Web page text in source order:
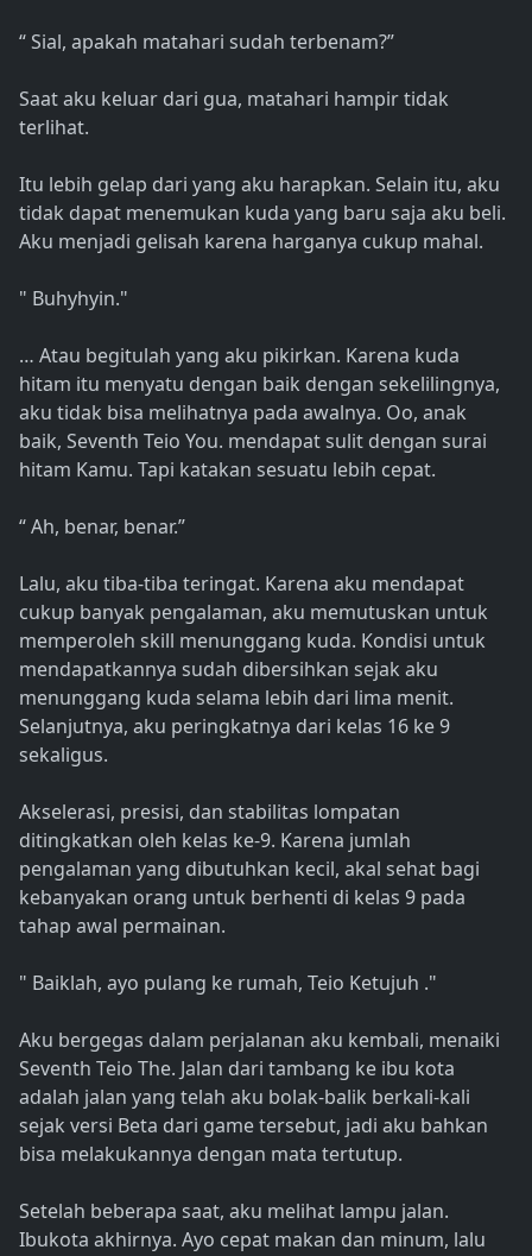
“ Sial, apakah matahari sudah terbenam?”
Saat aku keluar dari gua, matahari hampir tidak
terlihat.
Itu lebih gelap dari yang aku harapkan. Selain itu, aku
tidak dapat menemukan kuda yang baru saja aku beli.
Aku menjadi gelisah karena harganya cukup mahal.
" Buhyhyin."
… Atau begitulah yang aku pikirkan. Karena kuda
hitam itu menyatu dengan baik dengan sekelilingnya,
aku tidak bisa melihatnya pada awalnya. Oo, anak
baik, Seventh Teio You. mendapat sulit dengan surai
hitam Kamu. Tapi katakan sesuatu lebih cepat.
“ Ah, benar, benar.”
Lalu, aku tiba-tiba teringat. Karena aku mendapat
cukup banyak pengalaman, aku memutuskan untuk
memperoleh skill menunggang kuda. Kondisi untuk
mendapatkannya sudah dibersihkan sejak aku
menunggang kuda selama lebih dari lima menit.
Selanjutnya, aku peringkatnya dari kelas 16 ke 9
sekaligus.
Akselerasi, presisi, dan stabilitas lompatan
ditingkatkan oleh kelas ke-9. Karena jumlah
pengalaman yang dibutuhkan kecil, akal sehat bagi
kebanyakan orang untuk berhenti di kelas 9 pada
tahap awal permainan.
" Baiklah, ayo pulang ke rumah, Teio Ketujuh ."
Aku bergegas dalam perjalanan aku kembali, menaiki
Seventh Teio The. Jalan dari tambang ke ibu kota
adalah jalan yang telah aku bolak-balik berkali-kali
sejak versi Beta dari game tersebut, jadi aku bahkan
bisa melakukannya dengan mata tertutup.
Setelah beberapa saat, aku melihat lampu jalan.
Ibukota akhirnya. Ayo cepat makan dan minum, lalu